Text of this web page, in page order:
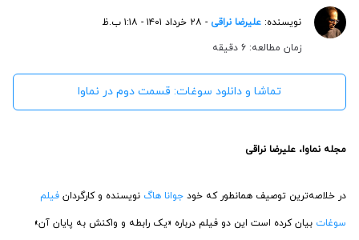
نویسنده: علیرضا نراقی - ۲۸ خرداد ۱۴۰۱ - ۱:۱۸ ب.ظ
زمان مطالعه: 6 دقیقه
تماشا و دانلود سوغات: قسمت دوم در نماوا
مجله نماوا، علیرضا نراقی
در خلاصه‌ترین توصیف همانطور که خود جوانا هاگ نویسنده و کارگردان فیلم
سوغات بیان کرده است این دو فیلم درباره «یک رابطه و واکنش به پایان آن»